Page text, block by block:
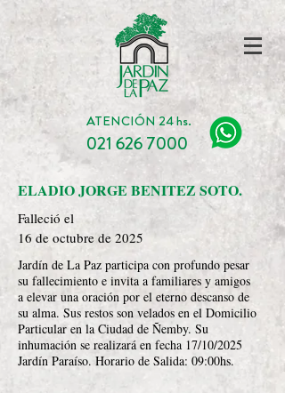
ATENCIÓN 24 hs.
021 626 7000
ELADIO JORGE BENITEZ SOTO.
Falleció el
16 de octubre de 2025
Jardín de La Paz participa con profundo pesar
su fallecimiento e invita a familiares y amigos
a elevar una oración por el eterno descanso de
su alma. Sus restos son velados en el Domicilio
Particular en la Ciudad de Ñemby. Su
inhumación se realizará en fecha 17/10/2025
Jardín Paraíso. Horario de Salida: 09:00hs.